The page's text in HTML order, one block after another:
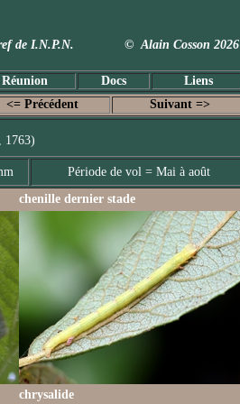
de I.N.P.N. © Alain Cosson 2026
Docs
Liens
<= Précédent
Suivant =>
1763)
Période de vol = Mai à août
chenille dernier stade
chrysalide